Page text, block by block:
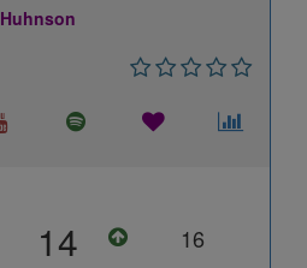
Huhnson
14 16